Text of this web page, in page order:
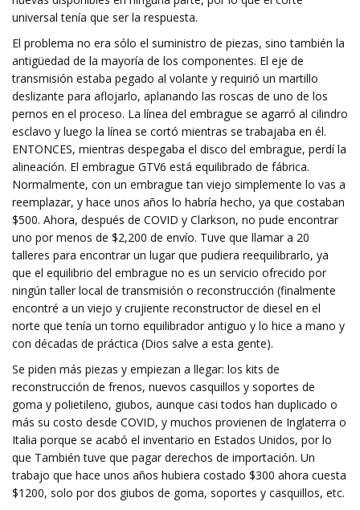
universal tenía que ser la respuesta.
El problema no era sólo el suministro de piezas, sino también la
antigüedad de la mayoría de los componentes. El eje de
transmisión estaba pegado al volante y requirió un martillo
deslizante para aflojarlo, aplanando las roscas de uno de los
pernos en el proceso. La línea del embrague se agarró al cilindro
esclavo y luego la línea se cortó mientras se trabajaba en él.
ENTONCES, mientras despegaba el disco del embrague, perdí la
alineación. El embrague GTV6 está equilibrado de fábrica.
Normalmente, con un embrague tan viejo simplemente lo vas a
reemplazar, y hace unos años lo habría hecho, ya que costaban
$500. Ahora, después de COVID y Clarkson, no pude encontrar
uno por menos de $2,200 de envío. Tuve que llamar a 20
talleres para encontrar un lugar que pudiera reequilibrarlo, ya
que el equilibrio del embrague no es un servicio ofrecido por
ningún taller local de transmisión o reconstrucción (finalmente
encontré a un viejo y crujiente reconstructor de diesel en el
norte que tenía un torno equilibrador antiguo y lo hice a mano y
con décadas de práctica (Dios salve a esta gente).
Se piden más piezas y empiezan a llegar: los kits de
reconstrucción de frenos, nuevos casquillos y soportes de
goma y polietileno, giubos, aunque casi todos han duplicado o
más su costo desde COVID, y muchos provienen de Inglaterra o
Italia porque se acabó el inventario en Estados Unidos, por lo
que También tuve que pagar derechos de importación. Un
trabajo que hace unos años hubiera costado $300 ahora cuesta
$1200, solo por dos giubos de goma, soportes y casquillos, etc.